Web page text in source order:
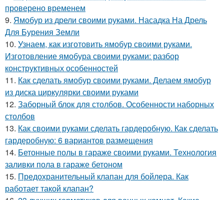
проверено временем
9. Ямобур из дрели своими руками. Насадка На Дрель
Для Бурения Земли
10. Узнаем, как изготовить ямобур своими руками.
Изготовление ямобура своими руками: разбор
конструктивных особенностей
11. Как сделать ямобур своими руками. Делаем ямобур
из диска циркулярки своими руками
12. Заборный блок для столбов. Особенности наборных
столбов
13. Как своими руками сделать гардеробную. Как сделать
гардеробную: 6 вариантов размещения
14. Бетонные полы в гараже своими руками. Технология
заливки пола в гараже бетоном
15. Предохранительный клапан для бойлера. Как
работает такой клапан?